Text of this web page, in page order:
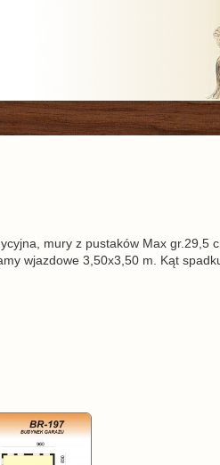
mury z pustaków Max gr.29,5
wjazdowe 3,50x3,50 m. Kąt